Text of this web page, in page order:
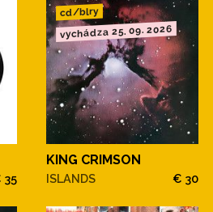
35
cd/blry
vychádza 25. 09. 2026
KING CRIMSON
ISLANDS € 30